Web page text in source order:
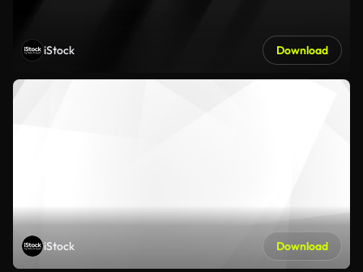
iStock Download
iStock Download